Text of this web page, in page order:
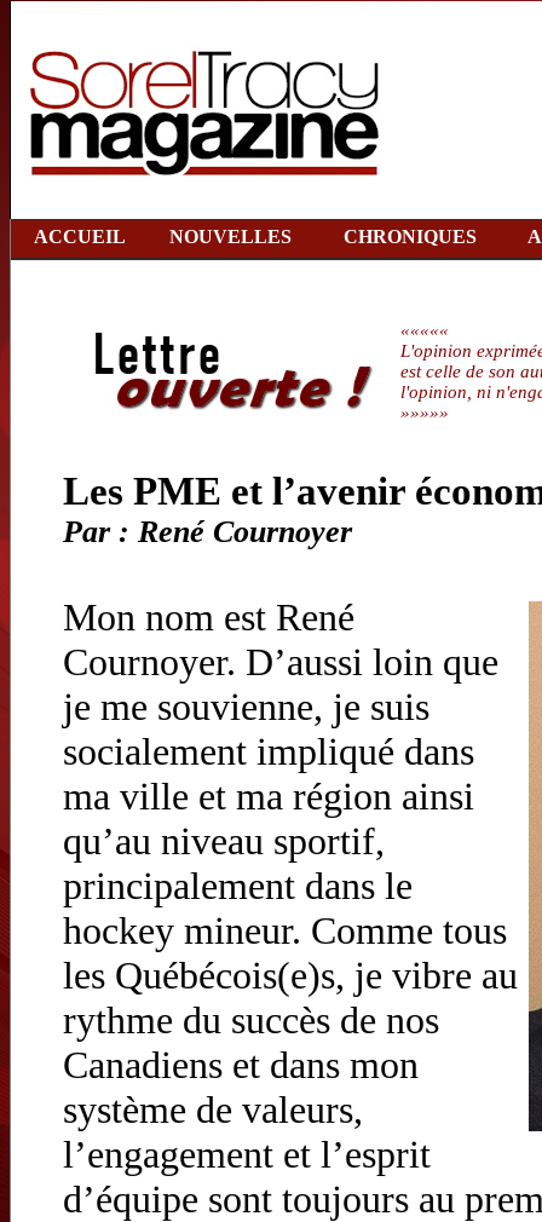
ACCUEIL NOUVELLES CHRONIQUES
«««««
L'opinion
est celle de son
l'opinion, ni
»»»»»
Les PME et l’avenir
Par : René Cournoyer
Mon nom est René
Cournoyer. D’aussi loin que
je me souvienne, je suis
socialement impliqué dans
ma ville et ma région ainsi
qu’au niveau sportif,
principalement dans le
hockey mineur. Comme tous
les Québécois(e)s, je vibre au
rythme du succès de nos
Canadiens et dans mon
système de valeurs,
l’engagement et l’esprit
d’équipe sont toujours au